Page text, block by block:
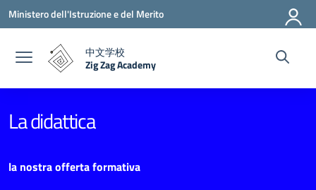
Vai ai contenuti
Vai al menu di navigazione
Vai al footer
Ministero dell'Istruzione e del Merito
中文学校
Zig Zag Academy
— Visita la pagina iniziale della scuola
La didattica
la nostra offerta formativa